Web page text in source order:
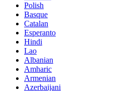
Polish
Basque
Catalan
Esperanto
Hindi
Lao
Albanian
Amharic
Armenian
Azerbaijani